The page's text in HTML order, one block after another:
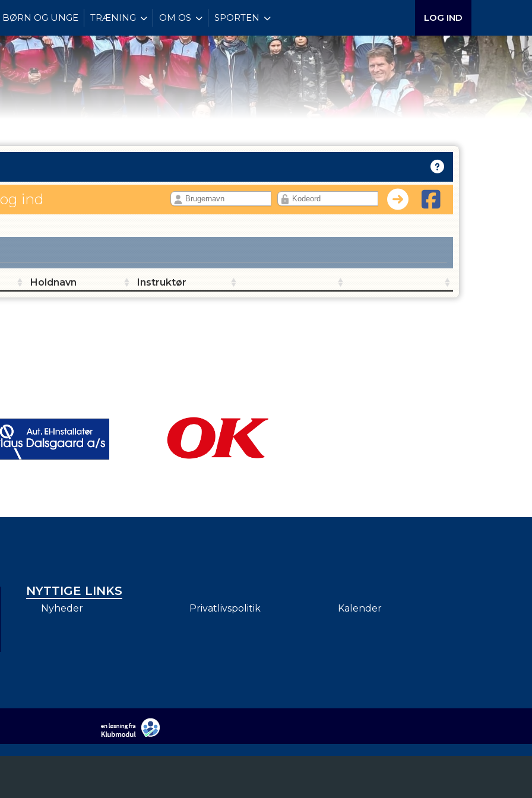
BØRN OG UNGE TRÆNING OM OS SPORTEN LOG IND
ind
Holdnavn Instruktør
NYTTIGE LINKS
Nyheder Privatlivspolitik Kalender